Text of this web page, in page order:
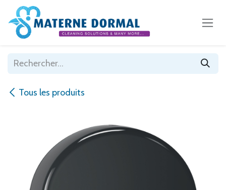
Se rendre au contenu
Tous les produits